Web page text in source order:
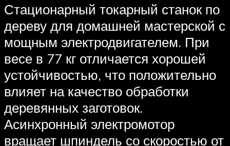
Стационарный токарный станок по
дереву для домашней мастерской с
мощным электродвигателем. При
весе в 77 кг отличается хорошей
устойчивостью, что положительно
влияет на качество обработки
деревянных заготовок.
Асинхронный электромотор
вращает шпиндель со скоростью от